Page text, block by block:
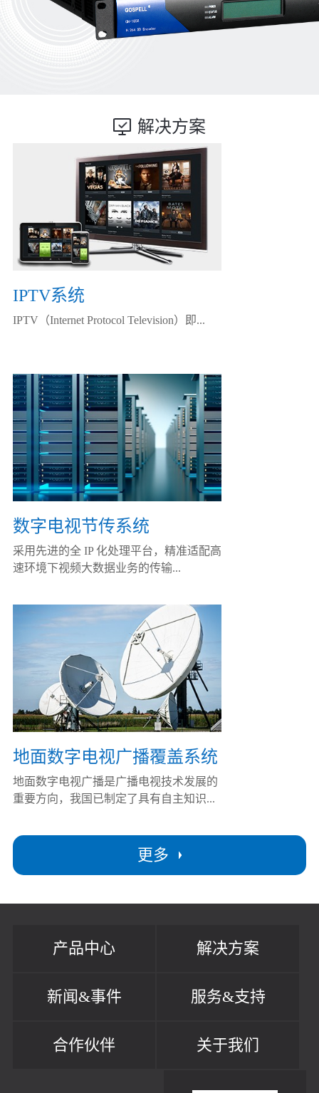
解决方案
更多
IPTV系统
IPTV（Internet Protocol Television）即...
数字电视节传系统
采用先进的全 IP 化处理平台，精准适配高
速环境下视频大数据业务的传输...
地面数字电视广播覆盖系统
地面数字电视广播是广播电视技术发展的
重要方向，我国已制定了具有自主知识...
产品中心 解决方案
新闻&事件 服务&支持
合作伙伴 关于我们